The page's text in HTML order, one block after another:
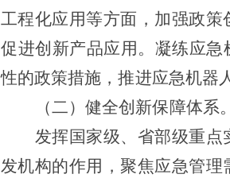
工程化应用等方面，加强政
促进创新产品应用。凝练应
性的政策措施，推进应急机器
（二）健全创新保障体系
发挥 国家级、省部级重
发机构的作用，聚焦应急管